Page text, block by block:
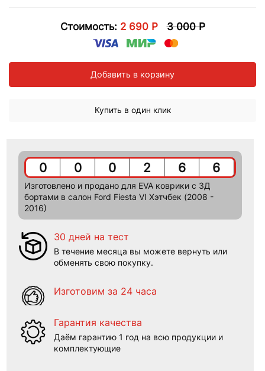
Стоимость: 2 690 Р 3 000 Р
Добавить в корзину
Купить в один клик
0 0 0 2 6 6
Изготовлено и продано для EVA коврики c 3Д
бортами в салон Ford Fiesta VI Хэтчбек (2008 -
2016)
30 дней на тест
В течение месяца вы можете вернуть или
обменять свою покупку.
Изготовим за 24 часа
Гарантия качества
Даём гарантию 1 год на всю продукции и
комплектующие